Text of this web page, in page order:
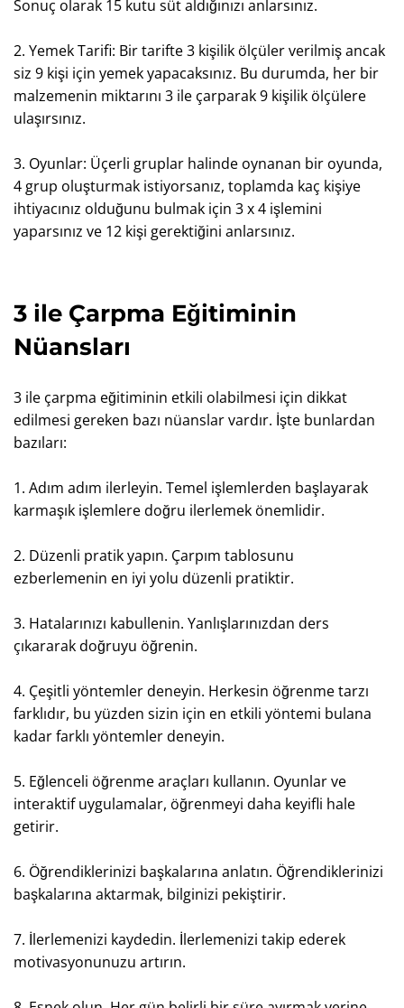
Sonuç olarak 15 kutu süt aldığınızı anlarsınız.
2. Yemek Tarifi: Bir tarifte 3 kişilik ölçüler verilmiş ancak
siz 9 kişi için yemek yapacaksınız. Bu durumda, her bir
malzemenin miktarını 3 ile çarparak 9 kişilik ölçülere
ulaşırsınız.
3. Oyunlar: Üçerli gruplar halinde oynanan bir oyunda,
4 grup oluşturmak istiyorsanız, toplamda kaç kişiye
ihtiyacınız olduğunu bulmak için 3 x 4 işlemini
yaparsınız ve 12 kişi gerektiğini anlarsınız.
3 ile Çarpma Eğitiminin
Nüansları
3 ile çarpma eğitiminin etkili olabilmesi için dikkat
edilmesi gereken bazı nüanslar vardır. İşte bunlardan
bazıları:
1. Adım adım ilerleyin. Temel işlemlerden başlayarak
karmaşık işlemlere doğru ilerlemek önemlidir.
2. Düzenli pratik yapın. Çarpım tablosunu
ezberlemenin en iyi yolu düzenli pratiktir.
3. Hatalarınızı kabullenin. Yanlışlarınızdan ders
çıkararak doğruyu öğrenin.
4. Çeşitli yöntemler deneyin. Herkesin öğrenme tarzı
farklıdır, bu yüzden sizin için en etkili yöntemi bulana
kadar farklı yöntemler deneyin.
5. Eğlenceli öğrenme araçları kullanın. Oyunlar ve
interaktif uygulamalar, öğrenmeyi daha keyifli hale
getirir.
6. Öğrendiklerinizi başkalarına anlatın. Öğrendiklerinizi
başkalarına aktarmak, bilginizi pekiştirir.
7. İlerlemenizi kaydedin. İlerlemenizi takip ederek
motivasyonunuzu artırın.